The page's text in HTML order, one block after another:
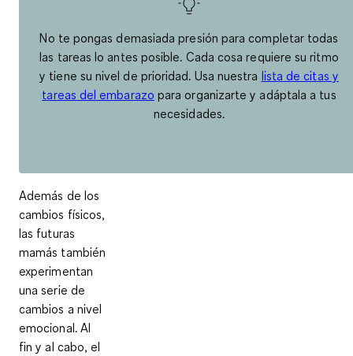
No te pongas demasiada presión para completar todas
las tareas lo antes posible. Cada cosa requiere su ritmo
y tiene su nivel de prioridad. Usa nuestra lista de citas y
tareas del embarazo para organizarte y adáptala a tus
necesidades.
Además de los
cambios físicos,
las futuras
mamás también
experimentan
una serie de
cambios a nivel
emocional. Al
fin y al cabo, el